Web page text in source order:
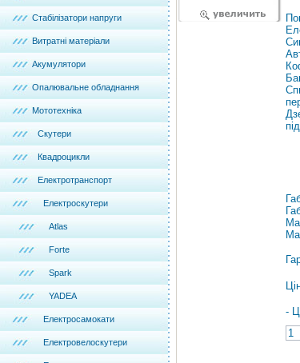
Стабілізатори напруги
Витратні матеріали
Акумулятори
Опалювальне обладнання
Мототехніка
Скутери
Квадроцикли
Електротранспорт
Електроскутери
Atlas
Forte
Spark
YADEA
Електросамокати
Електровелоскутери
-